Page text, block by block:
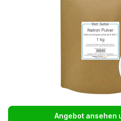
Angebot ansehen